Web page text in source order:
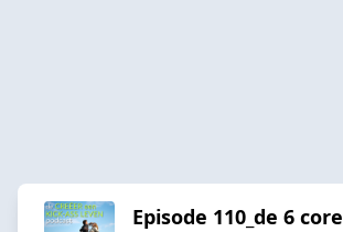
Episode 110_de 6 core